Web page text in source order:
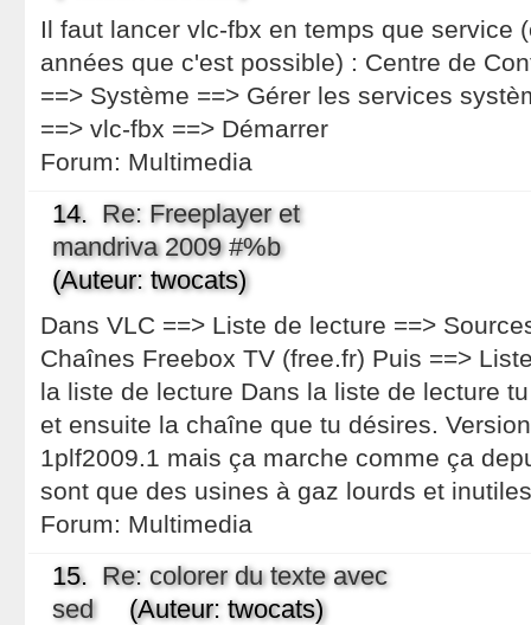
Il faut lancer vlc-fbx en temps que service
années que c'est possible) : Centre de
==> Système ==> Gérer les services
==> vlc-fbx ==> Démarrer
Forum: Multimedia
14. Re: Freeplayer et
mandriva 2009 #%b
(Auteur: twocats)
Dans VLC ==> Liste de lecture ==>
Chaînes Freebox TV (free.fr) Puis ==>
la liste de lecture Dans la liste de lecture
et ensuite la chaîne que tu désires.
1plf2009.1 mais ça marche comme ça
sont que des usines à gaz lourds et
Forum: Multimedia
15. Re: colorer du texte avec
sed(Auteur: twocats)